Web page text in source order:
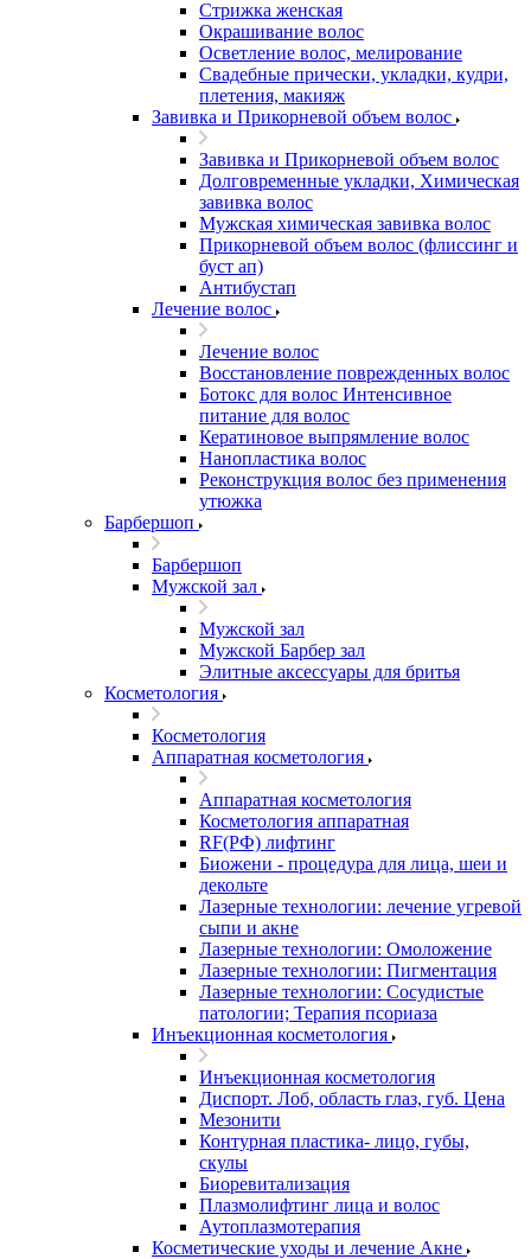
Стрижка женская
Окрашивание волос
Осветление волос, мелирование
Свадебные прически, укладки, кудри,
плетения, макияж
Завивка и Прикорневой объем волос
Завивка и Прикорневой объем волос
Долговременные укладки, Химическая
завивка волос
Мужская химическая завивка волос
Прикорневой объем волос (флиссинг и
буст ап)
Антибустап
Лечение волос
Лечение волос
Восстановление поврежденных волос
Бoтокс для волос Интенсивное
питание для волос
Кератиновое выпрямление волос
Нанопластика волос
Реконструкция волос без применения
утюжка
Барбершоп
Барбершоп
Мужской зал
Мужской зал
Мужской Барбер зал
Элитные аксессуары для бритья
Косметология
Косметология
Аппаратная косметология
Аппаратная косметология
Косметология аппаратная
RF(РФ) лифтинг
Биожени - процедура для лица, шеи и
декольте
Лазерные технологии: лечение угревой
сыпи и акне
Лазерные технологии: Омоложение
Лазерные технологии: Пигментация
Лазерные технологии: Сосудистые
патологии; Терапия псориаза
Инъекционная косметология
Инъекционная косметология
Диспорт. Лоб, область глаз, губ. Цена
Мезонити
Контурная пластика- лицо, губы,
скулы
Биоревитализация
Плазмолифтинг лица и волос
Аутоплазмотерапия
Косметические уходы и лечение Акне